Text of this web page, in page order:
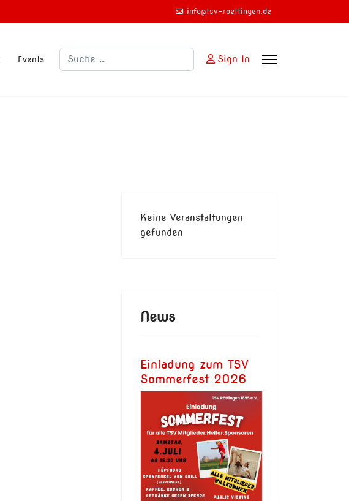
info@tsv-roettingen.de
Events Suchen Sign In
Keine Veranstaltungen
gefunden
News
Einladung zum TSV
Sommerfest 2026